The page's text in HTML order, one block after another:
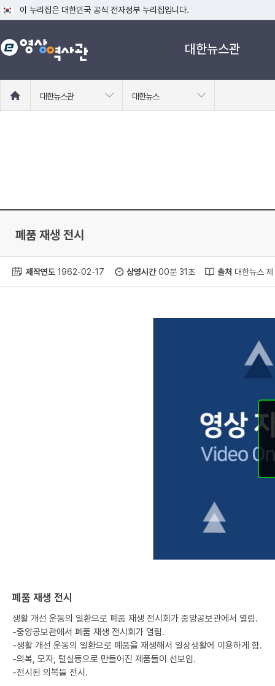
이 누리집은 대한민국 공식 전자정부 누리집입니다.
공식 누리집 주소 확인하기
go.kr 주소를 사용하는 누리집은 대한민국 정부기관이 관리하는 누리집입니
대한뉴스관
로
대한뉴스관 대한뉴스
폐품 재생 전시
제작연도 1962-02-17 상영시간00분 31초 출처 대한뉴스
폐품 재생 전시
생활 개선 운동의 일환으로 폐품 재생 전시회가 중앙공보관에서 열림.
-중앙공보관에서 폐품 재생 전시회가 열림.
-생활 개선 운동의 일환으로 폐품을 재생해서 일상생활에 이용하게 함.
-의복, 모자, 털실등으로 만들어진 제품들이 선보임.
-전시된 의복들 전시.